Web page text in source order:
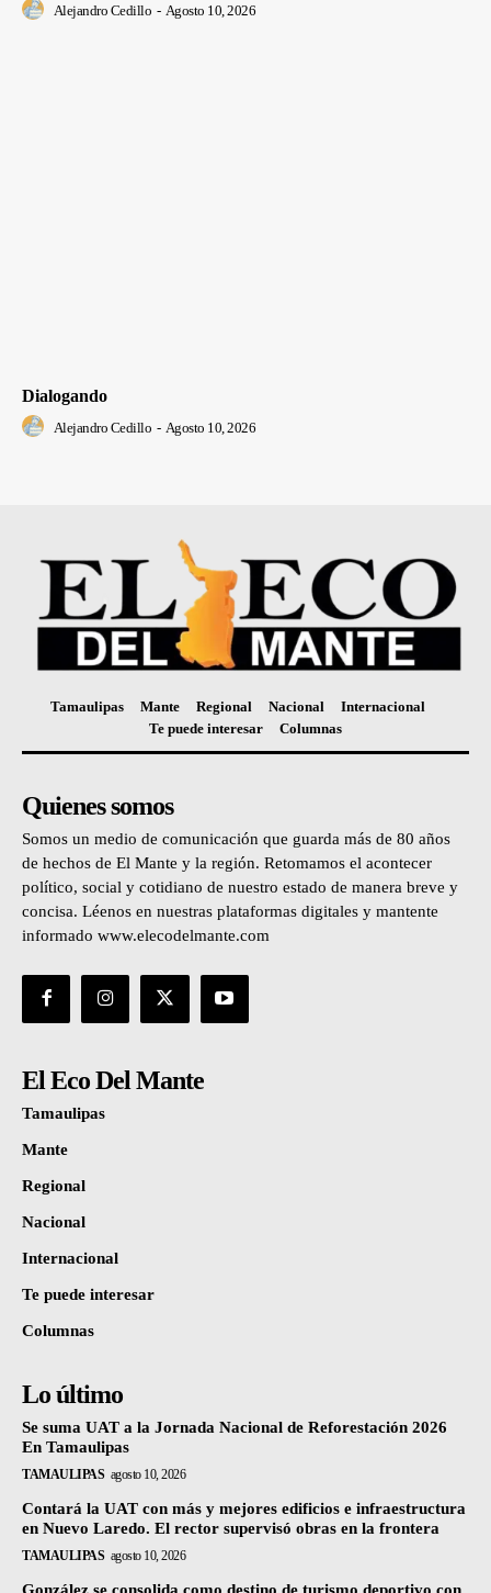
Alejandro Cedillo - Agosto 10, 2026
Dialogando
Alejandro Cedillo - Agosto 10, 2026
Tamaulipas Mante Regional Nacional
Internacional
Te puede interesar
Columnas
Quienes somos
Somos un medio de comunicación que guarda más de 80 años
de hechos de El Mante y la región. Retomamos el acontecer
político, social y cotidiano de nuestro estado de manera breve y
concisa. Léenos en nuestras plataformas digitales y mantente
informado www.elecodelmante.com
El Eco Del Mante
Tamaulipas
Mante
Regional
Nacional
Internacional
Te puede interesar
Columnas
Lo último
Se suma UAT a la Jornada Nacional de Reforestación 2026
En Tamaulipas
TAMAULIPAS agosto 10, 2026
Contará la UAT con más y mejores edificios e infraestructura
en Nuevo Laredo. El rector supervisó obras en la frontera
TAMAULIPAS agosto 10, 2026